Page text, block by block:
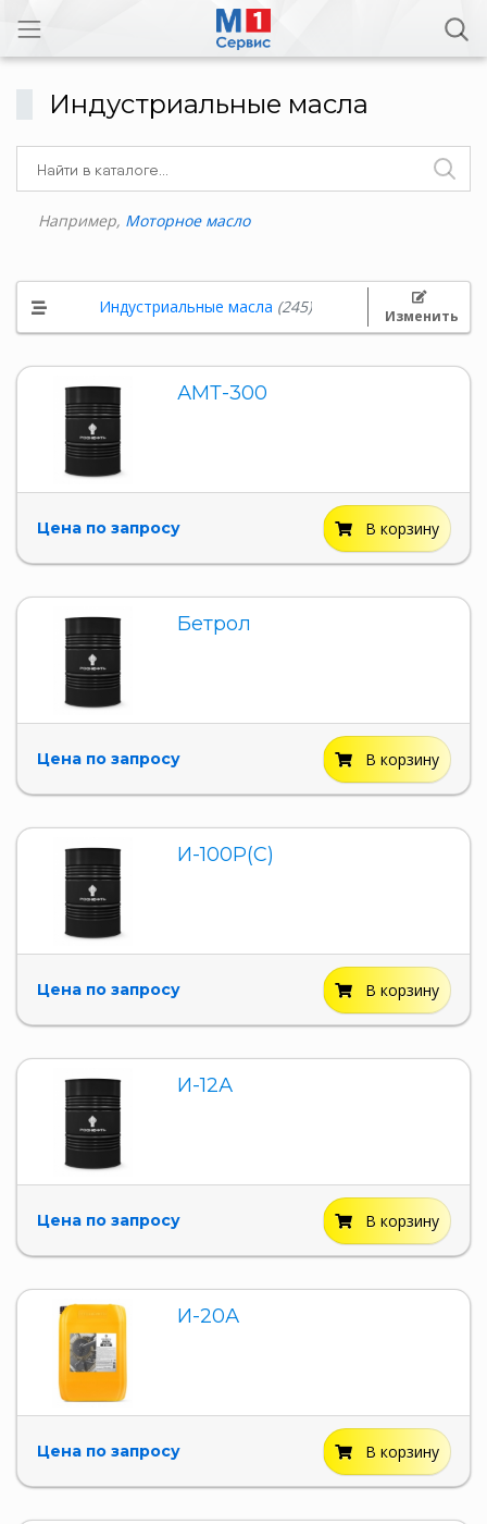
Индустриальные масла
Например, Моторное масло
Индустриальные масла (245) Изменить
АМТ-300
Цена по запросу В корзину
Бетрол
Цена по запросу В корзину
И-100Р(С)
Цена по запросу В корзину
И-12А
Цена по запросу В корзину
И-20А
Цена по запросу В корзину